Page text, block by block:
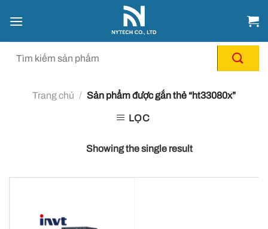
đến
Trang chủ / Sản phẩm được gắn thẻ “ht33080x”
LỌC
Showing the single result